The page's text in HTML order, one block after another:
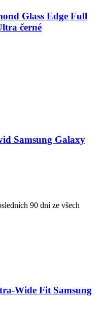
Glass Edge Full
černé
Samsung Galaxy
90 dní ze všech
Wide Fit Samsung